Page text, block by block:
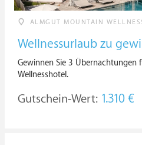
ALMGUT MOUNTAIN
Wellnessurlaub zu
Gewinnen Sie 3 Übernachtungen
Wellnesshotel.
Gutschein-Wert: 1.310 €